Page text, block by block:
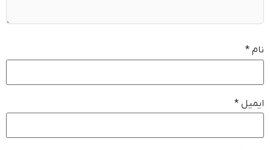
نام *
ایمیل *